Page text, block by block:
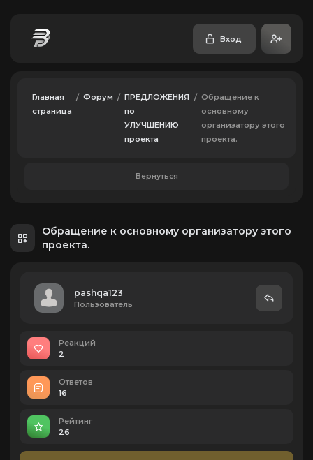
Вход
Главная
страница
/ Форум / ПРЕДЛОЖЕНИЯ
по
УЛУЧШЕНИЮ
проекта
/ Обращение к
основному
организатору этого
проекта.
Вернуться
Обращение к основному организатору этого
проекта.
pashqa123
Пользователь
Реакций
2
Ответов
16
Рейтинг
26